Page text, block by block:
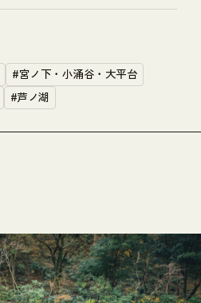
#宮ノ下・小涌谷・大平台
#芦ノ湖